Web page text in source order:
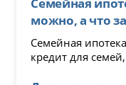
можно, а что
Семейная
кредит для